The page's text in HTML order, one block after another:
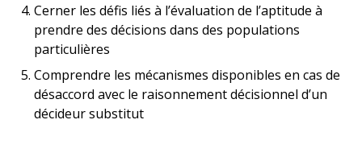
Cerner les défis liés à l’évaluation de l’aptitude à
prendre des décisions dans des populations
particulières
Comprendre les mécanismes disponibles en cas de
désaccord avec le raisonnement décisionnel d’un
décideur substitut